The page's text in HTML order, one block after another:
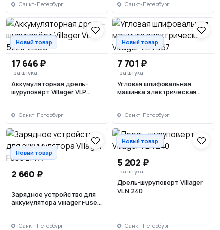
Санкт-Петербург Санкт-Петербург
Новый товар
17 646 ₽
за штука
Аккумуляторная дрель-
шуруповёрт Villager VLP
Санкт-Петербург
Новый товар
7 701 ₽
за штука
Угловая шлифовальная
машинка электрическая
Санкт-Петербург
Новый товар
2 660 ₽
Зарядное устройство для
аккумулятора Villager Fuse
Санкт-Петербург
Новый товар
5 202 ₽
за штука
Дрель-шуруповерт Villager
VLN 240
Санкт-Петербург